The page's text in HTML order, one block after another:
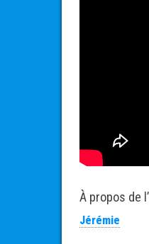
À propos de
Jérémie